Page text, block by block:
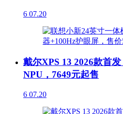
6 07.20
戴尔XPS 13 2026款首
NPU，7649元起售
6 07.20